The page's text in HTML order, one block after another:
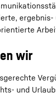
ergebnis-
wir
und